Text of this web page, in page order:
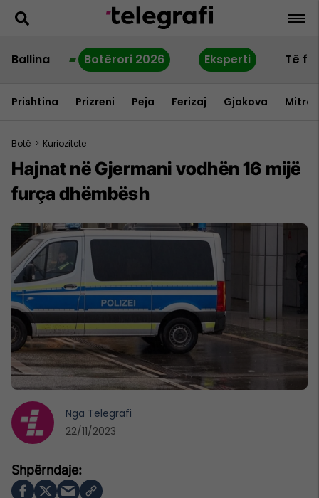
Ballina Botërori 2026 Eksperti Të
Prishtina Prizreni Peja Ferizaj Gjakova
Botë > Kuriozitete
Hajnat në Gjermani vodhën 16 mijë
furça dhëmbësh
Nga Telegrafi
22/11/2023